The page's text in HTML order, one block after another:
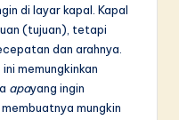
di layar kapal. Kapal
(tujuan), tetapi
dan arahnya.
memungkinkan
apayang ingin
mungkin